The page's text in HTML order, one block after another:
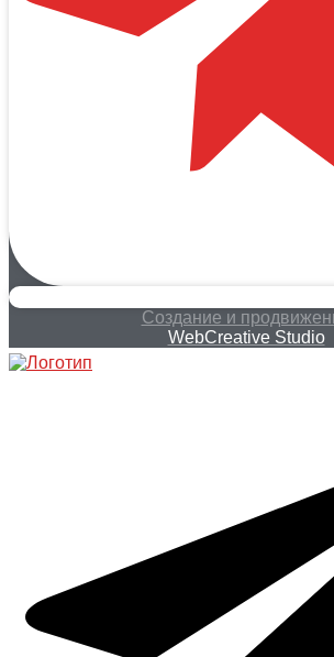
Создание и
WebCreative Studio